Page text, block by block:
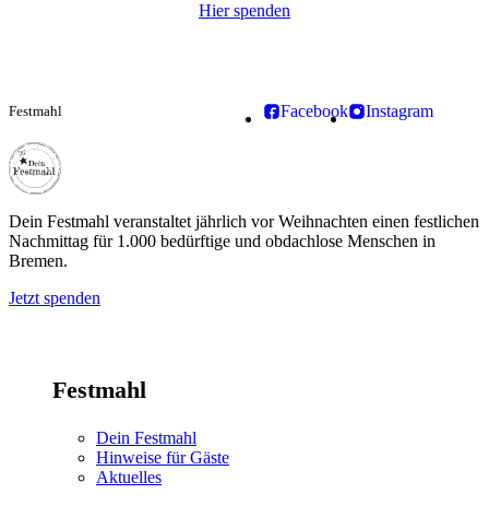
Hier spenden
Festmahl Facebook Instagram
Dein Festmahl
Dein Festmahl veranstaltet jährlich vor Weihnachten einen festlichen
Nachmittag für 1.000 bedürftige und obdachlose Menschen in
Bremen.
Jetzt spenden
Festmahl
Dein Festmahl
Hinweise für Gäste
Aktuelles